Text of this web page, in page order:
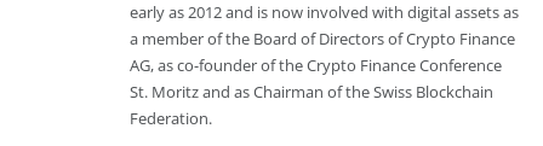
early as 2012 and is now involved with digital assets as
a member of the Board of Directors of Crypto Finance
AG, as co-founder of the Crypto Finance Conference
St. Moritz and as Chairman of the Swiss Blockchain
Federation.